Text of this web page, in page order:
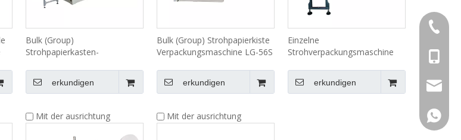
Bulk (Group)
Strohpapierkasten-
erkundigen
Bulk (Group) Strohpapierkiste
Verpackungsmaschine LG-56S
erkundigen
Einzelne
Strohverpackungsmaschine
erkundigen
Mit der ausrichtung Mit der ausrichtung
+ 86-
+ 86-